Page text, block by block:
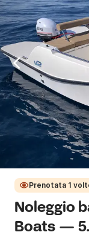
Prenotata 1
Noleggio
Boats —